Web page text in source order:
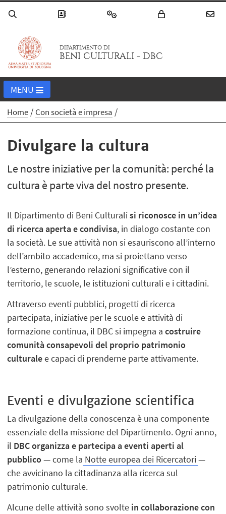
DIPARTIMENTO DI
BENI CULTURALI - DBC
MENU
Home Con società e impresa
Divulgare la cultura
Le nostre iniziative per la comunità: perché la
cultura è parte viva del nostro presente.
Il Dipartimento di Beni Culturalisi riconosce in un’idea
di ricerca aperta e condivisa, in dialogo costante con
la società. Le sue attività non si esauriscono all’interno
dell’ambito accademico, ma si proiettano verso
l’esterno, generando relazioni significative con il
territorio, le scuole, le istituzioni culturali e i cittadini.
Attraverso eventi pubblici, progetti di ricerca
partecipata, iniziative per le scuole e attività di
formazione continua, il DBC si impegna acostruire
comunità consapevoli del proprio patrimonio
culturalee capaci di prenderne parte attivamente.
Eventi e divulgazione scientifica
La divulgazione della conoscenza è una componente
essenziale della missione del Dipartimento. Ogni anno,
il DBC organizza e partecipa a eventi aperti al
pubblico— come la Notte europea dei Ricercatori—
che avvicinano la cittadinanza alla ricerca sul
patrimonio culturale.
Alcune delle attività sono svolte in collaborazione con